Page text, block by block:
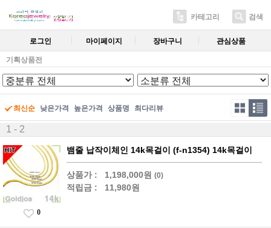
카테고리 검색
로그인 마이페이지 장바구니 관심상품
기획상품전
최신순 낮은가격 높은가격 상품명 최다리뷰
1 - 2
뱀줄 납작이체인 14k목걸이 (f-n1354) 14k목걸이
상품가 : 1,198,000원 (0)
적립금 : 11,980원
0